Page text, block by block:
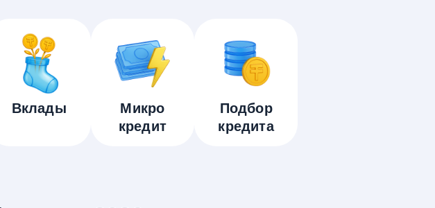
Вклады
Микро
кредит
Подбор
кредита